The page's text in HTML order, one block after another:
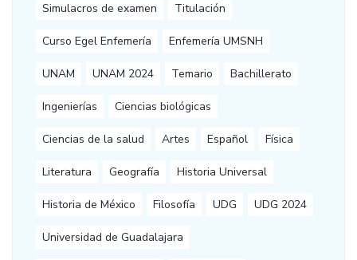
Simulacros de examen Titulación
Curso Egel Enfemería Enfemería UMSNH
UNAM UNAM 2024 Temario Bachillerato
Ingenierías Ciencias biológicas
Ciencias de la salud Artes Español Física
Literatura Geografía Historia Universal
Historia de México Filosofía UDG UDG 2024
Universidad de Guadalajara